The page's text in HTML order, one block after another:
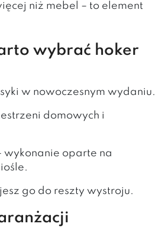
niż mebel – to element
wybrać hoker
w nowoczesnym wydaniu.
domowych i
wykonanie oparte na
go do reszty wystroju.